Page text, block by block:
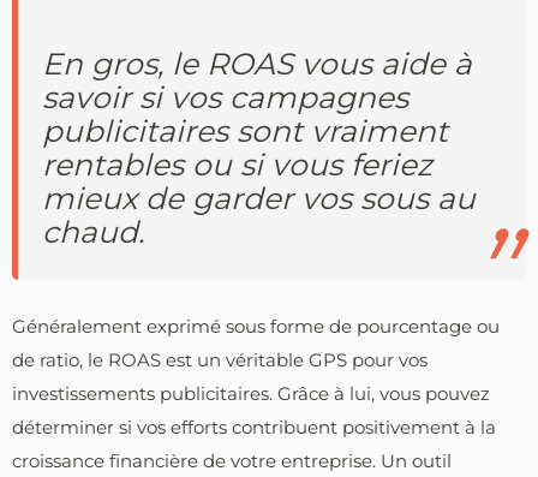
En gros, le ROAS vous aide à
savoir si vos campagnes
publicitaires sont vraiment
rentables ou si vous feriez
mieux de garder vos sous au
chaud.
Généralement exprimé sous forme de pourcentage ou
de ratio, le ROAS est un véritable GPS pour vos
investissements publicitaires. Grâce à lui, vous pouvez
déterminer si vos efforts contribuent positivement à la
croissance financière de votre entreprise. Un outil